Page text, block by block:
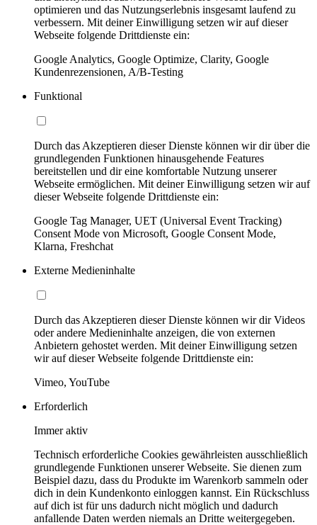
optimieren und das Nutzungserlebnis insgesamt laufend zu
verbessern. Mit deiner Einwilligung setzen wir auf dieser
Webseite folgende Drittdienste ein:
Google Analytics, Google Optimize, Clarity, Google
Kundenrezensionen, A/B-Testing
Funktional
Durch das Akzeptieren dieser Dienste können wir dir über die
grundlegenden Funktionen hinausgehende Features
bereitstellen und dir eine komfortable Nutzung unserer
Webseite ermöglichen. Mit deiner Einwilligung setzen wir auf
dieser Webseite folgende Drittdienste ein:
Google Tag Manager, UET (Universal Event Tracking)
Consent Mode von Microsoft, Google Consent Mode,
Klarna, Freshchat
Externe Medieninhalte
Durch das Akzeptieren dieser Dienste können wir dir Videos
oder andere Medieninhalte anzeigen, die von externen
Anbietern gehostet werden. Mit deiner Einwilligung setzen
wir auf dieser Webseite folgende Drittdienste ein:
Vimeo, YouTube
Erforderlich
Immer aktiv
Technisch erforderliche Cookies gewährleisten ausschließlich
grundlegende Funktionen unserer Webseite. Sie dienen zum
Beispiel dazu, dass du Produkte im Warenkorb sammeln oder
dich in dein Kundenkonto einloggen kannst. Ein Rückschluss
auf dich ist für uns dadurch nicht möglich und dadurch
anfallende Daten werden niemals an Dritte weitergegeben.